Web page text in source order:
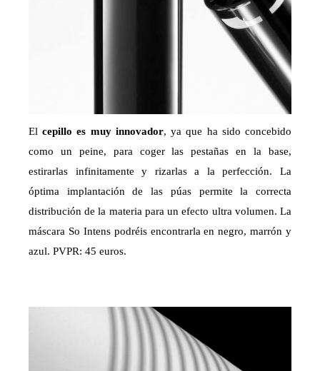
Elcepillo es muy innovador, ya que ha sido concebido
como un peine, para coger las pestañas en la base,
estirarlas infinitamente y rizarlas a la perfección. La
óptima implantación de las púas permite la correcta
distribución de la materia para un efecto ultra volumen. La
máscara So Intens podréis encontrarla en negro, marrón y
azul. PVPR: 45 euros.